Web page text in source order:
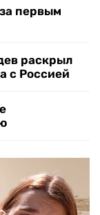
первым
раскрыл
с Россией